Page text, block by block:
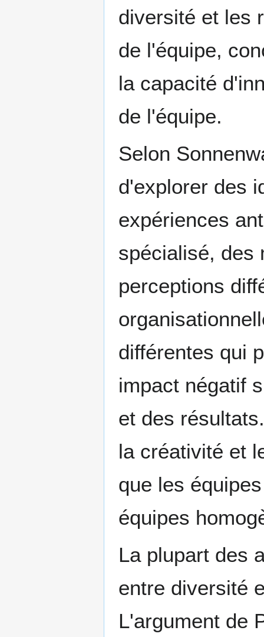
diversité et les
de l'équipe,
la capacité
de l'équipe.
Selon
d'explorer des
expériences
spécialisé, des
perceptions
différentes qui
impact négatif
et des
la créativité et
que les
équipes
La plupart des
entre diversité
L'argument de